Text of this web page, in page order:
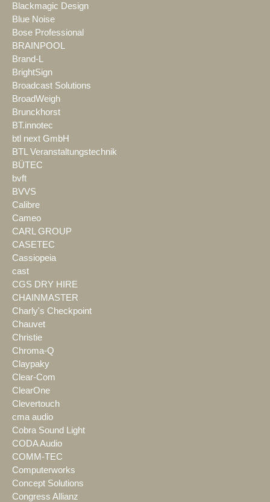
Blackmagic Design
Blue Noise
Bose Professional
BRAINPOOL
Brand-L
BrightSign
Broadcast Solutions
BroadWeigh
Brunckhorst
BT.innotec
btl next GmbH
BTL Veranstaltungstechnik
BÜTEC
bvft
BVVS
Calibre
Cameo
CARL GROUP
CASETEC
Cassiopeia
cast
CGS DRY HIRE
CHAINMASTER
Charly's Checkpoint
Chauvet
Christie
Chroma-Q
Claypaky
Clear-Com
ClearOne
Clevertouch
cma audio
Cobra Sound Light
CODA Audio
COMM-TEC
Computerworks
Concept Solutions
Congress Allianz